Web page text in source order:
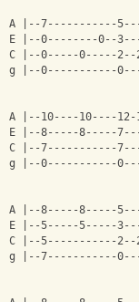
A |--7-----------
E |--0--------0--
C |--0-----0-----
g |--0-----------
A |--10----10----
E |--8-----8-----
C |--7-----------
g |--0-----------
A |--8-----8-----
E |--5-----5-----
C |--5-----------
g |--7-----------